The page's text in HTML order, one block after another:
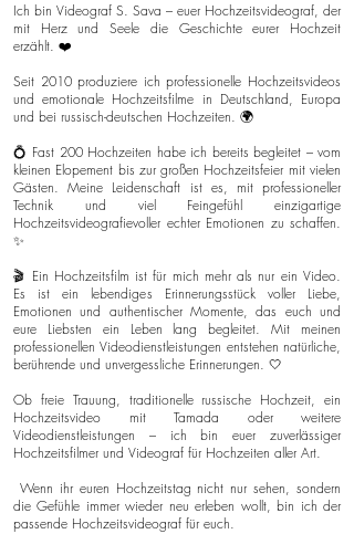
Ich bin Videograf S. Sava – euer Hochzeitsvideograf, der
mit Herz und Seele die Geschichte eurer Hochzeit
erzählt. ❤️
Seit 2010 produziere ich professionelle Hochzeitsvideos
und emotionale Hochzeitsfilme in Deutschland, Europa
und bei russisch-deutschen Hochzeiten. 🌍
💍 Fast 200 Hochzeiten habe ich bereits begleitet – vom
kleinen Elopement bis zur großen Hochzeitsfeier mit vielen
Gästen. Meine Leidenschaft ist es, mit professioneller
Technik und viel Feingefühl einzigartige
Hochzeitsvideografievoller echter Emotionen zu schaffen.
✨
🎬 Ein Hochzeitsfilm ist für mich mehr als nur ein Video.
Es ist ein lebendiges Erinnerungsstück voller Liebe,
Emotionen und authentischer Momente, das euch und
eure Liebsten ein Leben lang begleitet. Mit meinen
professionellen Videodienstleistungen entstehen natürliche,
berührende und unvergessliche Erinnerungen. 🤍
Ob freie Trauung, traditionelle russische Hochzeit, ein
Hochzeitsvideo mit Tamada oder weitere
Videodienstleistungen – ich bin euer zuverlässiger
Hochzeitsfilmer und Videograf für Hochzeiten aller Art.
Wenn ihr euren Hochzeitstag nicht nur sehen, sondern
die Gefühle immer wieder neu erleben wollt, bin ich der
passende Hochzeitsvideograf für euch.